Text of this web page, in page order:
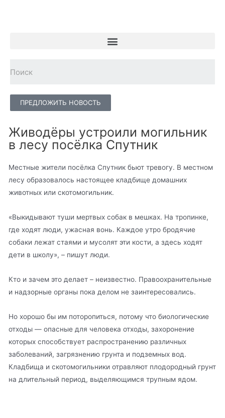
ПРЕДЛОЖИТЬ НОВОСТЬ
Живодёры устроили могильник
в лесу посёлка Спутник
Местные жители посёлка Спутник бьют тревогу. В местном
лесу образовалось настоящее кладбище домашних
животных или скотомогильник.
«Выкидывают туши мертвых собак в мешках. На тропинке,
где ходят люди, ужасная вонь. Каждое утро бродячие
собаки лежат стаями и мусолят эти кости, а здесь ходят
дети в школу», – пишут люди.
Кто и зачем это делает – неизвестно. Правоохранительные
и надзорные органы пока делом не заинтересовались.
Но хорошо бы им поторопиться, потому что биологические
отходы — опасные для человека отходы, захоронение
которых способствует распространению различных
заболеваний, загрязнению грунта и подземных вод.
Кладбища и скотомогильники отравляют плодородный грунт
на длительный период, выделяющимся трупным ядом.